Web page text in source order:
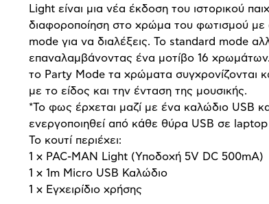
Light είναι μια νέα έκδοση του ιστορικού
διαφοροποίηση στο χρώμα του φωτισμού με
mode για να διαλέξεις. To standard mode
επαναλαμβάνοντας ένα μοτίβο 16
το Party Mode τα χρώματα συγχρονίζονται
με το είδος και την ένταση της μουσικής.
*Το φως έρχεται μαζί με ένα καλώδιο USB
ενεργοποιηθεί από κάθε θύρα USB σε
Το κουτί περιέχει:
1 x PAC-MAN Light (Υποδοχή 5V DC 500mA)
1 x 1m Micro USB Καλώδιο
1 x Εγχειρίδιο χρήσης